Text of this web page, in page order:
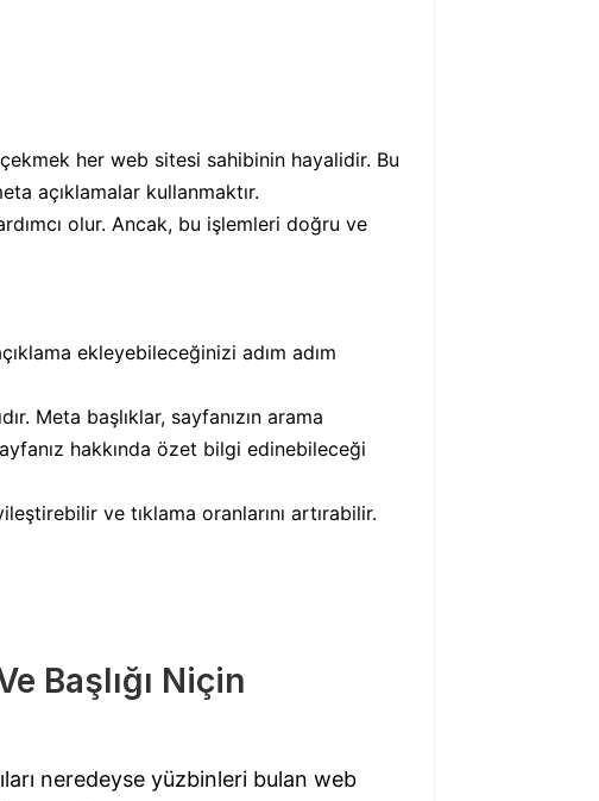
her web sitesi sahibinin hayalidir. Bu
açıklamalar kullanmaktır.
olur. Ancak, bu işlemleri doğru ve
ekleyebileceğinizi adım adım
Meta başlıklar, sayfanızın arama
hakkında özet bilgi edinebileceği
ve tıklama oranlarını artırabilir.
Başlığı Niçin
neredeyse yüzbinleri bulan web